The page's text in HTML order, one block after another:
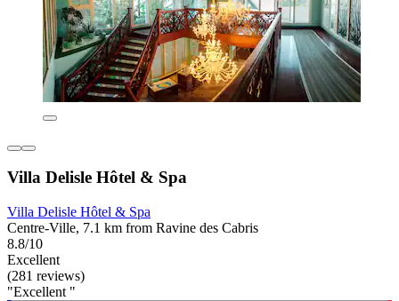
Villa Delisle Hôtel & Spa
Villa Delisle Hôtel & Spa
Centre-Ville, 7.1 km from Ravine des Cabris
8.8/10
Excellent
(281 reviews)
"Excellent "